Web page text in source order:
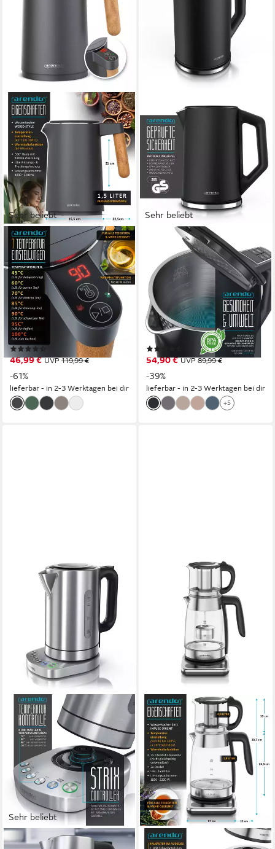
Sehr beliebt
ARENDO
Wasserkocher Edelstahl,
Temperatureinstellung 40° -
100 °C mit Anzeige,
Doppelwand
2200 W
Leistung
1,5 l
Edelstahl, Kunststoff
46,99 € UVP 119,99 €
-61%
lieferbar - in 2-3 Werktagen bei dir
Sehr beliebt
Wasserkocher aus Edelstahl,
Temperatureinstellung 40°–
100°C mit Anzeige,
Doppelwand
2200 W Leistung
1,5 l
Kapazität
Edelstahl, Kunststoff Material
(399)
54,90 € UVP 89,99 €
-39%
lieferbar - in 2-3 Werktagen bei dir
+5
Sehr beliebt
ARENDO ARENDO